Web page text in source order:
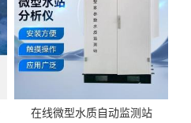
在线微型水质自动监测站